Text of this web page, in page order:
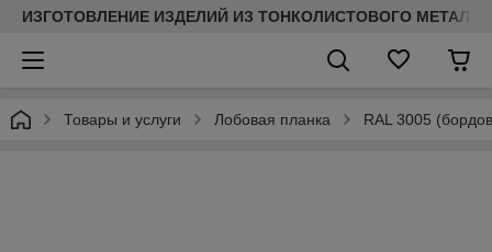
ИЗГОТОВЛЕНИЕ ИЗДЕЛИЙ ИЗ ТОНКОЛИСТОВОГО
Товары и услуги Лобовая планка RAL 3005